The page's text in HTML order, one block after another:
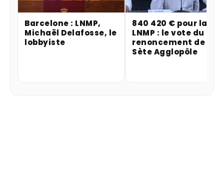
Barcelone : LNMP,
Michaël Delafosse, le
lobbyiste
840 420 € pour la
LNMP : le vote du
renoncement de
Sète Agglopôle